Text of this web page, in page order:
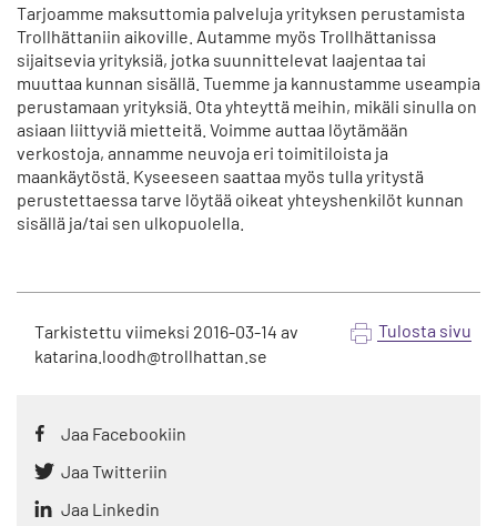
Tarjoamme maksuttomia palveluja yrityksen perustamista
Trollhättaniin aikoville. Autamme myös Trollhättanissa
sijaitsevia yrityksiä, jotka suunnittelevat laajentaa tai
muuttaa kunnan sisällä. Tuemme ja kannustamme useampia
perustamaan yrityksiä. Ota yhteyttä meihin, mikäli sinulla on
asiaan liittyviä mietteitä. Voimme auttaa löytämään
verkostoja, annamme neuvoja eri toimitiloista ja
maankäytöstä. Kyseeseen saattaa myös tulla yritystä
perustettaessa tarve löytää oikeat yhteyshenkilöt kunnan
sisällä ja/tai sen ulkopuolella.
Tarkistettu viimeksi 2016-03-14 av
katarina.loodh@trollhattan.se
Tulosta sivu
Jaa Facebookiin
Jaa Twitteriin
Jaa Linkedin